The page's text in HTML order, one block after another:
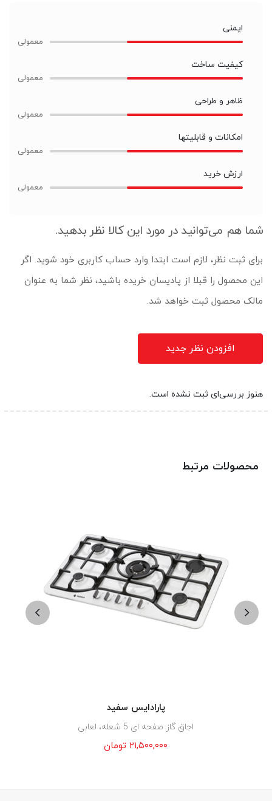
ایمنی
کیفیت ساخت
ظاهر و طراحی
امکانات و قابلیتها
ارزش خرید
شما هم می‌توانید در مورد این کالا نظر بدهید.
برای ثبت نظر، لازم است ابتدا وارد حساب کاربری خود شوید. اگر
این محصول را قبلا از پادیسان خریده باشید، نظر شما به عنوان
مالک محصول ثبت خواهد شد.
افزودن نظر جدید
هنوز بررسی‌ای ثبت نشده است.
محصولات مرتبط
پارادایس سفید
اجاق گاز صفحه ای 5 شعله، لعابی
۲۱,۵۰۰,۰۰۰ تومان